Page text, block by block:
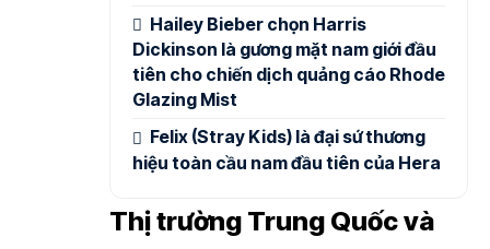
Hailey Bieber chọn Harris
Dickinson là gương mặt nam giới đầu
tiên cho chiến dịch quảng cáo Rhode
Glazing Mist
Felix (Stray Kids) là đại sứ thương
hiệu toàn cầu nam đầu tiên của Hera
Thị trường Trung Quốc và